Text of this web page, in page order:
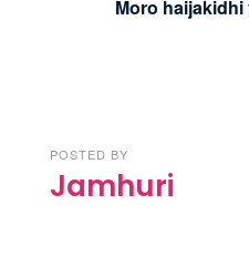
Moro haijakidhi
POSTED BY
Jamhuri